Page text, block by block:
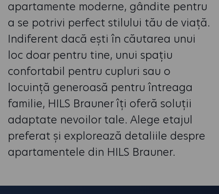
apartamente moderne, gândite pentru
a se potrivi perfect stilului tău de viață.
Indiferent dacă ești în căutarea unui
loc doar pentru tine, unui spațiu
confortabil pentru cupluri sau o
locuință generoasă pentru întreaga
familie, HILS Brauner îți oferă soluții
adaptate nevoilor tale. Alege etajul
preferat și explorează detaliile despre
apartamentele din HILS Brauner.